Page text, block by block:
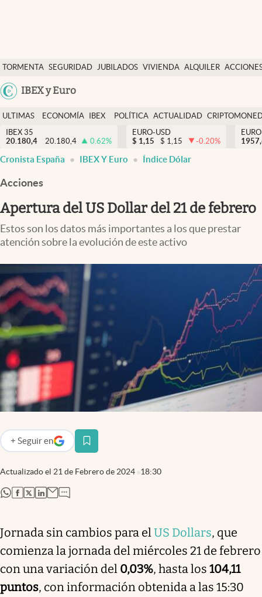
TORMENTA SEGURIDAD JUBILADOS VIVIENDA ALQUILER
IBEX y Euro
Economía y finanzas
Política
Actualidad
Criptomonedas
España
ULTIMAS
NOTICIAS
ECONOMÍA
FINANZAS
IBEX
EURO
POLÍTICA ACTUALIDAD
IBEX 35
20.180,4
20.180,4 0.62%
EURO-USD
$ 1,15 $ 1,15 -0.20%
Cronista España IBEX Y Euro Índice Dólar
Acciones
Apertura del US Dollar del 21 de febrero
Estos son los datos más importantes a los que prestar
atención sobre la evolución de este activo
Actualizado el 21 de Febrero de 2024 18:30
+ Seguir en
abre en nueva pestaña
abre en nueva pestaña
abre en nueva pestaña
abre en nueva pestaña
abre en nueva pestaña
Jornada sin cambios para elUS Dollars, que
comienza la jornada del miércoles 21 de febrero
con una variación del 0,03%, hasta los 104,11
puntos, con información obtenida a las 15:30